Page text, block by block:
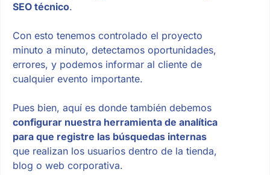
SEO técnico.
Con esto tenemos controlado el proyecto
minuto a minuto, detectamos oportunidades,
errores, y podemos informar al cliente de
cualquier evento importante.
Pues bien, aquí es donde también debemos
configurar nuestra herramienta de analítica
para que registre las búsquedas internas
que realizan los usuarios dentro de la tienda,
blog o web corporativa.